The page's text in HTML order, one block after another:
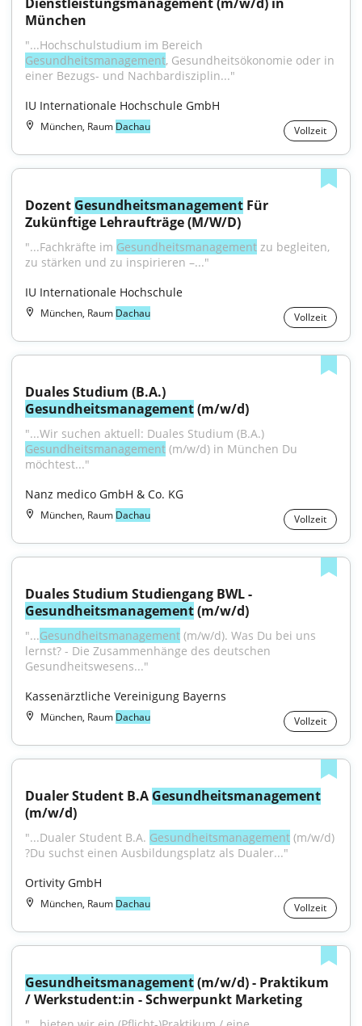
München
Gesundheitsmanagement, Gesundheitsökonomie oder in
einer Bezugs- und Nachbardisziplin..."
IU Internationale Hochschule GmbH
München, Raum Dachau Vollzeit
Dozent Gesundheitsmanagement Für
Zukünftige Lehraufträge (M/W/D)
"...Fachkräfte im Gesundheitsmanagement zu begleiten,
zu stärken und zu inspirieren –..."
IU Internationale Hochschule
München, Raum Dachau Vollzeit
Gesundheitsmanagement (m/w/d)
Gesundheitsmanagement (m/w/d) in München Du
möchtest..."
Nanz medico GmbH & Co. KG
München, Raum Dachau Vollzeit
Gesundheitsmanagement (m/w/d)
"...Gesundheitsmanagement (m/w/d). Was Du bei uns
lernst? - Die Zusammenhänge des deutschen
Gesundheitswesens..."
Kassenärztliche Vereinigung Bayerns
München, Raum Dachau Vollzeit
Dualer Student B.A Gesundheitsmanagement
(m/w/d)
"...Dualer Student B.A. Gesundheitsmanagement (m/w/d)
?Du suchst einen Ausbildungsplatz als Dualer..."
Ortivity GmbH
München, Raum Dachau Vollzeit
Gesundheitsmanagement (m/w/d) - Praktikum
/ Werkstudent:in - Schwerpunkt Marketing